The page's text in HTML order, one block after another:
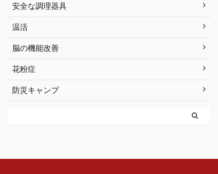
安全な調理器具
温活
脳の機能改善
花粉症
防災キャンプ